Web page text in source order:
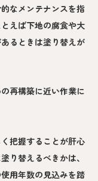
なメンテナンスを指
えば下地の腐食や大
るときは塗り替えが
再構築に近い作業に
把握することが肝心
り替えるべきかは、
用年数の見込みを踏